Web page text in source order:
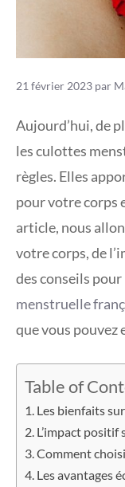
21 février 2023 par
Aujourd’hui, de
les culottes
règles. Elles
pour votre corps
article, nous
votre corps, de
des conseils pour
menstruelle
que vous pouvez
Table of
Les bienfaits
L’impact positif
Comment
Les avantages